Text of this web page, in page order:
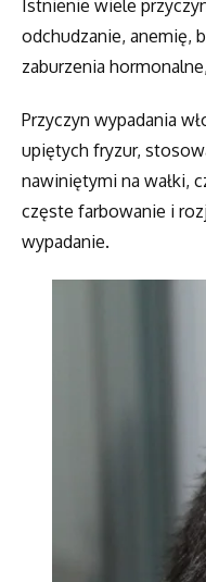
Istnienie wiele
odchudzanie, anemię,
zaburzenia
Przyczyn wypadania
upiętych fryzur,
nawiniętymi na wałki,
częste farbowanie i
wypadanie.